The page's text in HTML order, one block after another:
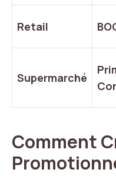
Retail
Supermarché
Comment